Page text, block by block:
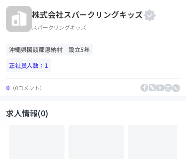
株式会社スパークリングキッズ
スパークリングキッズ
沖縄県国頭郡恩納村
設立5年
正社员人数： 1
0 （0コメント）
求人情報(0)